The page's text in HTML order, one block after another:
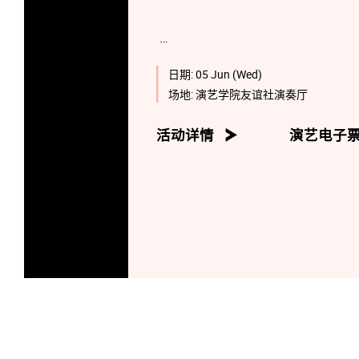
日期:05 Jun (Wed)
场地:演艺学院友谊社演奏厅
活动详情 演艺电子